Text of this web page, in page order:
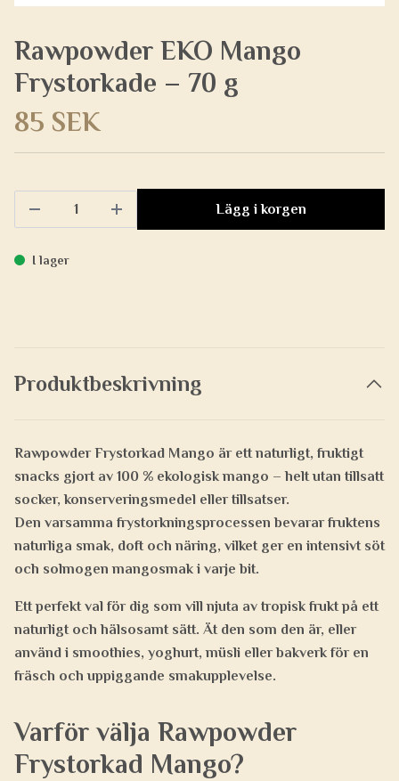
Rawpowder EKO Mango
Frystorkade – 70 g
85 SEK
Lägg i korgen
I lager
Produktbeskrivning
Rawpowder Frystorkad Mango är ett naturligt, fruktigt
snacks gjort av 100 % ekologisk mango – helt utan tillsatt
socker, konserveringsmedel eller tillsatser.
Den varsamma frystorkningsprocessen bevarar fruktens
naturliga smak, doft och näring, vilket ger en intensivt söt
och solmogen mangosmak i varje bit.
Ett perfekt val för dig som vill njuta av tropisk frukt på ett
naturligt och hälsosamt sätt. Ät den som den är, eller
använd i smoothies, yoghurt, müsli eller bakverk för en
fräsch och uppiggande smakupplevelse.
Varför välja Rawpowder
Frystorkad Mango?